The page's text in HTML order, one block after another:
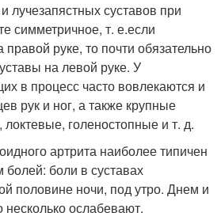
лучезапястных суставов при
симметричное, т. е.если
руке, то почти обязательно
на левой руке. У
в процесс часто вовлекаются и
рук и ног, а также крупные
голеностопные и т. д.
артрита наиболее типичен
боли в суставах
половине ночи, под утро. Днем и
ослабевают.